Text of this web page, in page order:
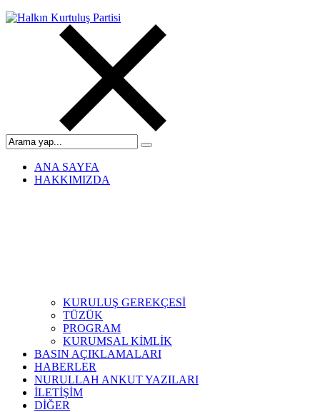
ANA SAYFA
HAKKIMIZDA
KURULUŞ GEREKÇESİ
TÜZÜK
PROGRAM
KURUMSAL KİMLİK
BASIN AÇIKLAMALARI
HABERLER
NURULLAH ANKUT YAZILARI
İLETİŞİM
DİĞER